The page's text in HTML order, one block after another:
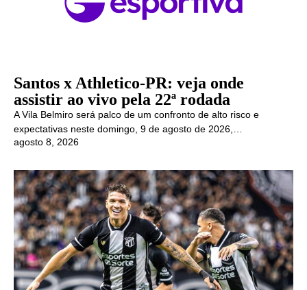
Santos x Athletico-PR: veja onde
assistir ao vivo pela 22ª rodada
A Vila Belmiro será palco de um confronto de alto risco e
expectativas neste domingo, 9 de agosto de 2026,…
agosto 8, 2026